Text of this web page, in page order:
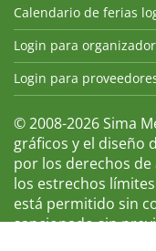
Calendario de ferias
Login para
Login para
© 2008-2026 Sima
gráficos y el diseño
por los derechos
los estrechos
está permitido sin
sancionado sin